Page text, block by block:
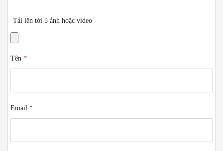
Tải lên tới 5 ảnh hoặc video
Tên *
Email *